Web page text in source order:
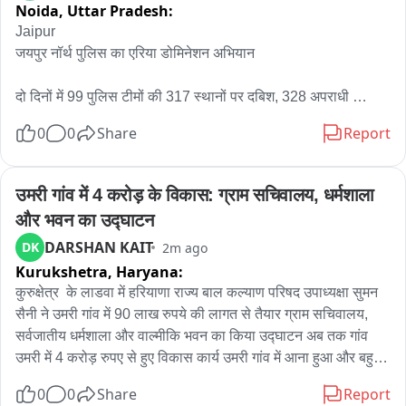
Noida, Uttar Pradesh:
Jaipur
जयपुर नॉर्थ पुलिस का एरिया डोमिनेशन अभियान
दो दिनों में 99 पुलिस टीमों की 317 स्थानों पर दबिश, 328 अपराधी
अभियान के दौरान 56 केस दर्ज किए गए
अवैध हथियार, मादक पदार्थ, अवैध शराब, नकदी और एक ट्रैक्टर जब्त
0 0 Share Report
उमरी गांव में 4 करोड़ के विकास: ग्राम सचिवालय, धर्मशाला
और भवन का उद्घाटन
DK DARSHAN KAIT 2m ago
Kurukshetra, Haryana:
कुरुक्षेत्र  के लाडवा में हरियाणा राज्य बाल कल्याण परिषद उपाध्यक्षा सुमन
सैनी ने उमरी गांव में 90 लाख रुपये की लागत से तैयार ग्राम सचिवालय,
सर्वजातीय धर्मशाला और वाल्मीकि भवन का किया उद्घाटन अब तक गांव
उमरी में 4 करोड़ रुपए से हुए विकास कार्य उमरी गांव में आना हुआ और बहुत
अंदर हुए और आज वाल्मीकी धर्मशाला में 28 लाख 25 हजार के करीब की
0 0 Share Report